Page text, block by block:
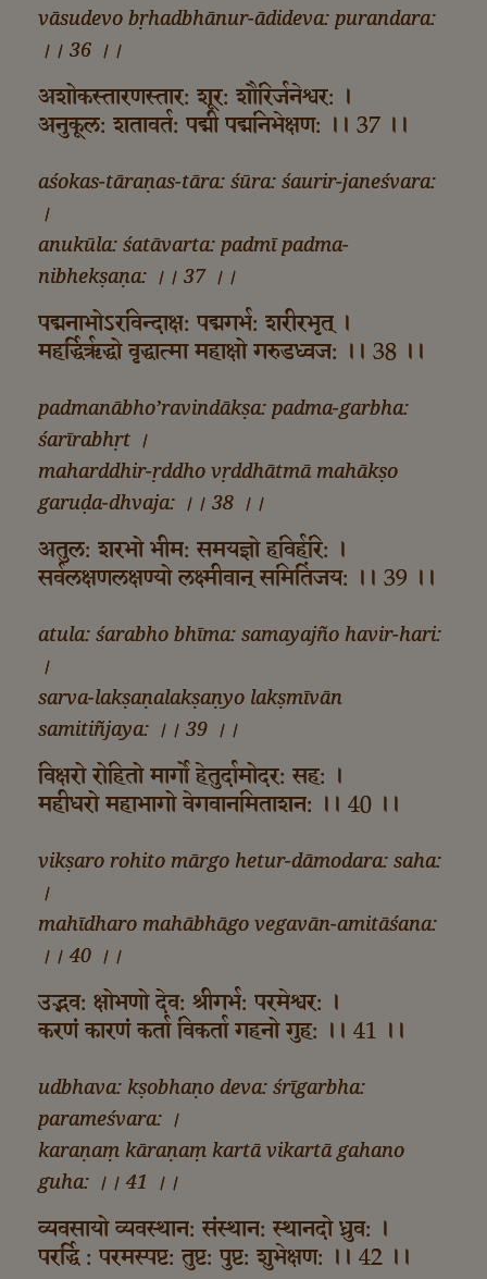
vāsudevo bṛhadbhānur-ādideva: purandara:
।। 36 ।।
अशोकस्तारणस्तार: शूर: शौरिर्जनेश्वर: ।
अनुकूल: शतावर्त: पद्मी पद्मनिभेक्षण: ।। 37 ।।
aśokas-tāraṇas-tāra: śūra: śaurir-janeśvara:
।
anukūla: śatāvarta: padmī padma-
nibhekṣaṇa: ।। 37 ।।
पद्मनाभोऽरविन्दाक्ष: पद्मगर्भ: शरीरभृत्‌ ।
महर्द्धिर्ऋद्धो वृद्धात्मा महाक्षो गरुडध्वज: ।। 38 ।।
padmanābho’ravindākṣa: padma-garbha:
śarīrabhṛt ।
maharddhir-ṛddho vṛddhātmā mahākṣo
garuḍa-dhvaja: ।। 38 ।।
अतुल: शरभो भीम: समयज्ञो हविर्हरि: ।
सर्वलक्षणलक्षण्यो लक्ष्मीवान् समितिंजय: ।। 39 ।।
atula: śarabho bhīma: samayajño havir-hari:
।
sarva-lakṣaṇalakṣaṇyo lakṣmīvān
samitiñjaya: ।। 39 ।।
विक्षरो रोहितो मार्गो हेतुर्दामोदर: सह: ।
महीधरो महाभागो वेगवानमिताशन: ।। 40 ।।
vikṣaro rohito mārgo hetur-dāmodara: saha:
।
mahīdharo mahābhāgo vegavān-amitāśana:
।। 40 ।।
उद्भव: क्षोभणो देव: श्रीगर्भ: परमेश्वर: ।
करणं कारणं कर्ता विकर्ता गहनो गुह: ।। 41 ।।
udbhava: kṣobhaṇo deva: śrīgarbha:
parameśvara: ।
karaṇaṃ kāraṇaṃ kartā vikartā gahano
guha: ।। 41 ।।
व्यवसायो व्यवस्थान: संस्थान: स्थानदो ध्रुव: ।
परर्द्धि : परमस्पष्ट: तुष्ट: पुष्ट: शुभेक्षण: ।। 42 ।।